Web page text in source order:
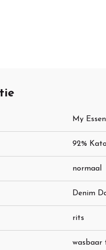
My
92%
normaal
Denim
rits
wasbaar